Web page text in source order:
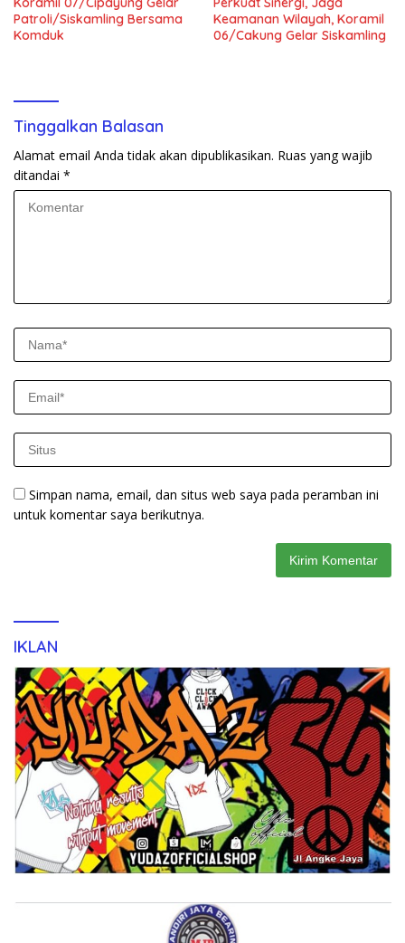
Patroli/Siskamling Bersama
Komduk
Keamanan Wilayah, Koramil
06/Cakung Gelar Siskamling
Tinggalkan Balasan
Alamat email Anda tidak akan dipublikasikan. Ruas yang wajib
ditandai *
Simpan nama, email, dan situs web saya pada peramban ini
untuk komentar saya berikutnya.
IKLAN